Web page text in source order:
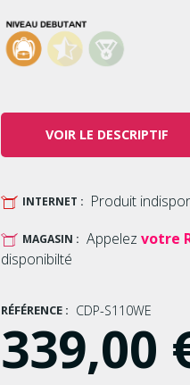
VOIR LE DESCRIPTIF
U INTERNET : Produit
U MAGASIN : Appelez votre
disponibilté
RÉFÉRENCE : CDP-S110WE
339,00